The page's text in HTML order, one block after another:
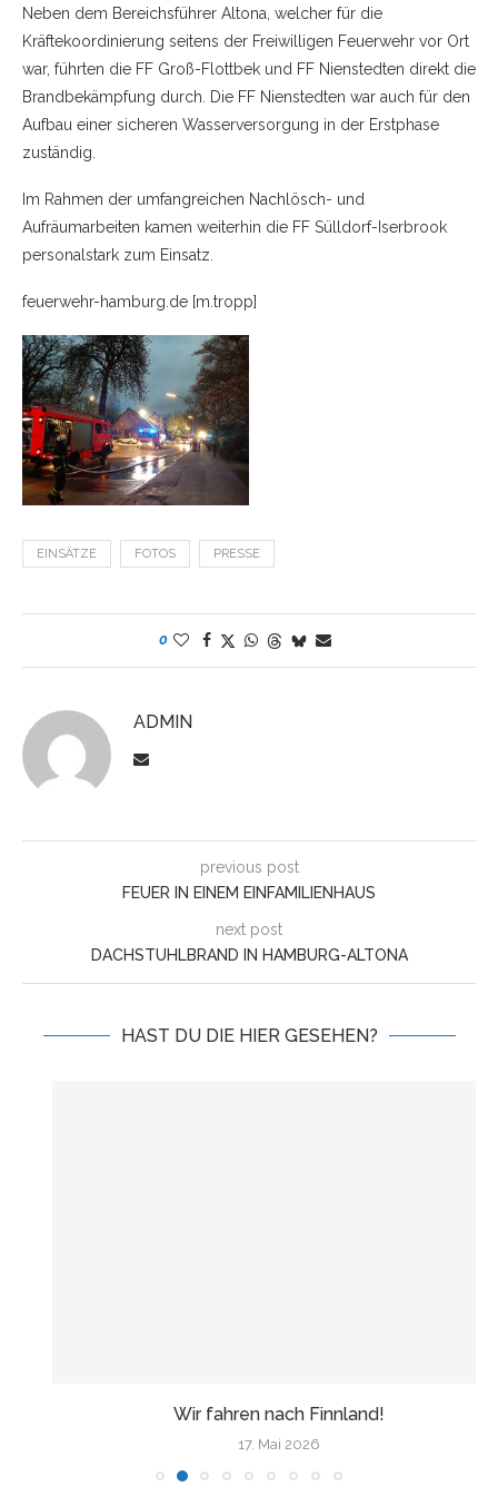
Neben dem Bereichsführer Altona, welcher für die
Kräftekoordinierung seitens der Freiwilligen Feuerwehr vor Ort
war, führten die FF Groß-Flottbek und FF Nienstedten direkt die
Brandbekämpfung durch. Die FF Nienstedten war auch für den
Aufbau einer sicheren Wasserversorgung in der Erstphase
zuständig.
Im Rahmen der umfangreichen Nachlösch- und
Aufräumarbeiten kamen weiterhin die FF Sülldorf-Iserbrook
personalstark zum Einsatz.
feuerwehr-hamburg.de [m.tropp]
EINSÄTZE FOTOS PRESSE
0
ADMIN
previous post
FEUER IN EINEM EINFAMILIENHAUS
next post
DACHSTUHLBRAND IN HAMBURG-ALTONA
HAST DU DIE HIER GESEHEN?
Wir fahren nach Finnland!
17. Mai 2026